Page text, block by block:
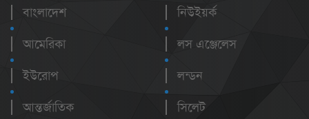
বাংলাদেশ
আমেরিকা
ইউরোপ
আন্তর্জাতিক
নিউইয়র্ক
লস এঞ্জেলেস
লন্ডন
সিলেট